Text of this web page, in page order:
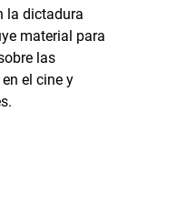
la dictadura
material para
las
el cine y